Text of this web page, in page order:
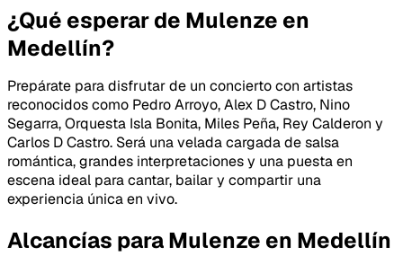
¿Qué esperar de Mulenze en
Medellín?
Prepárate para disfrutar de un concierto con artistas
reconocidos como Pedro Arroyo, Alex D Castro, Nino
Segarra, Orquesta Isla Bonita, Miles Peña, Rey Calderon y
Carlos D Castro. Será una velada cargada de salsa
romántica, grandes interpretaciones y una puesta en
escena ideal para cantar, bailar y compartir una
experiencia única en vivo.
Alcancías para Mulenze en Medellín